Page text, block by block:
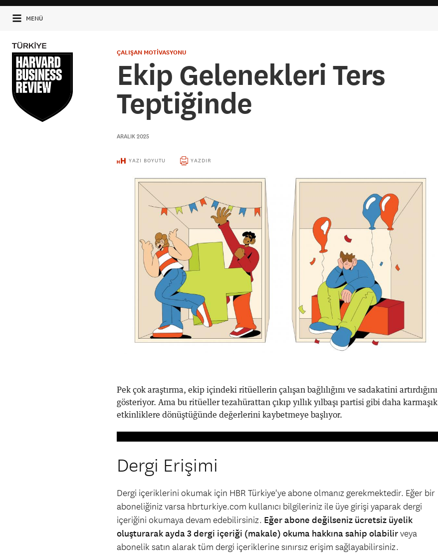
MENÜ
ÇALIŞAN MOTİVASYONU
Ekip Gelenekleri Ters
Teptiğinde
ARALIK 2025
YAZI BOYUTU YAZDIR
Pek çok araştırma, ekip içindeki ritüellerin çalışan bağlılığını ve sadakatini artırdığını
gösteriyor. Ama bu ritüeller tezahürattan çıkıp yıllık yılbaşı partisi gibi daha karmaşık
etkinliklere dönüştüğünde değerlerini kaybetmeye başlıyor.
Dergi Erişimi
Dergi içeriklerini okumak için HBR Türkiye'ye abone olmanız gerekmektedir. Eğer bir
aboneliğiniz varsa hbrturkiye.com kullanıcı bilgileriniz ile üye girişi yaparak dergi
içeriğini okumaya devam edebilirsiniz. Eğer abone değilseniz ücretsiz üyelik
oluşturarak ayda 3 dergi içeriği (makale) okuma hakkına sahip olabilirveya
abonelik satın alarak tüm dergi içeriklerine sınırsız erişim sağlayabilirsiniz.